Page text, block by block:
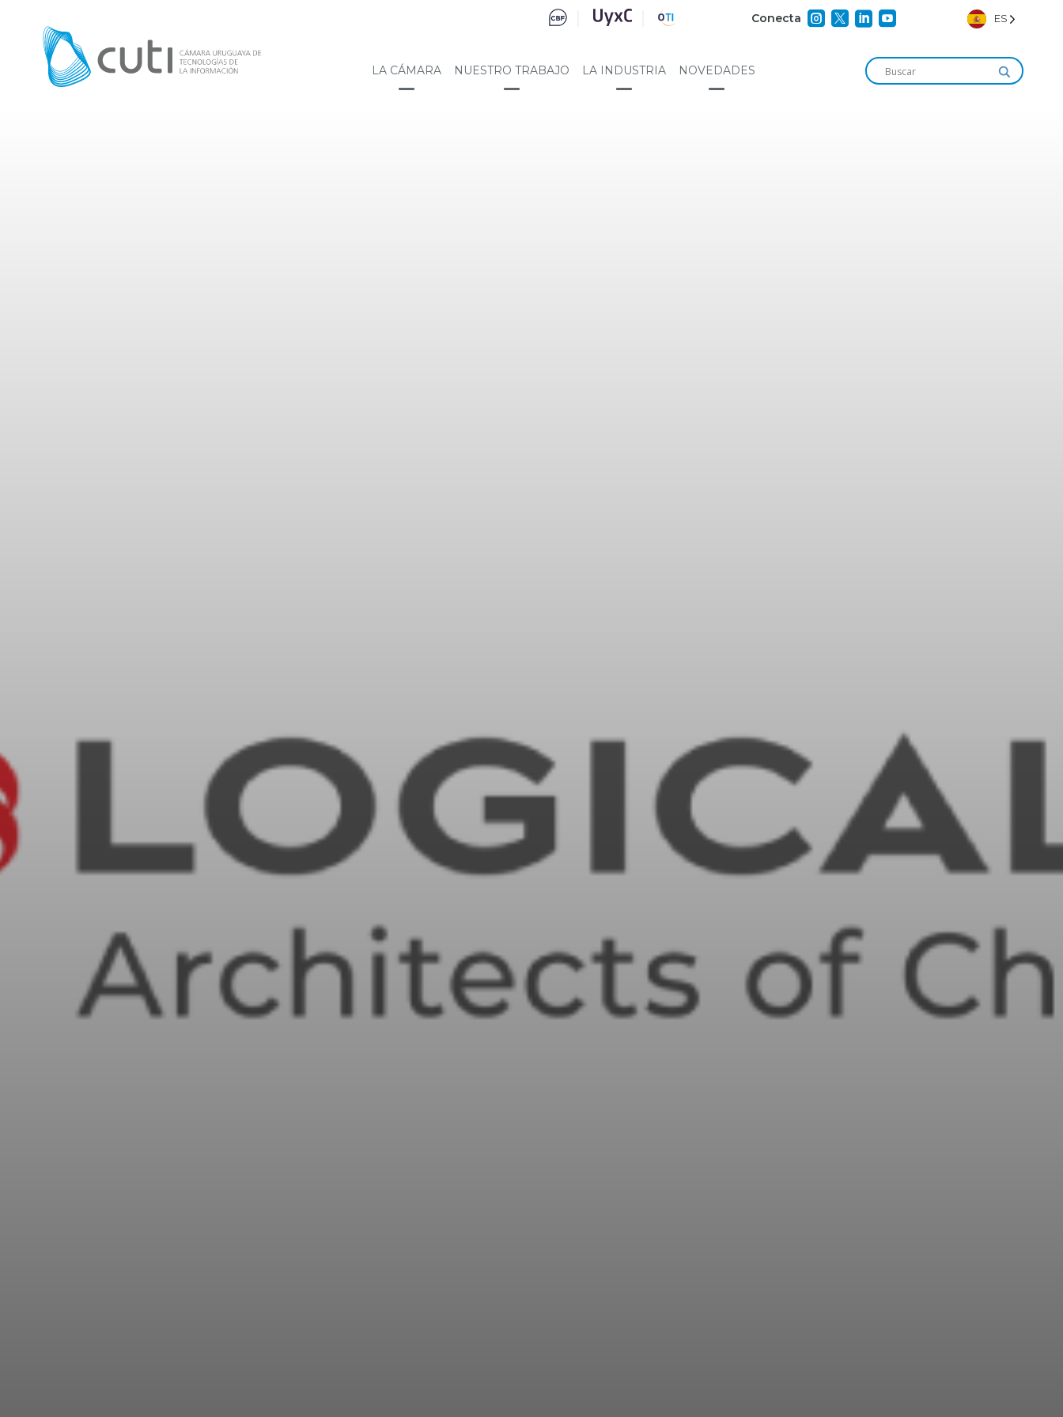
Conecta     ES
LA CÁMARA NUESTRO TRABAJO LA INDUSTRIA NOVEDADES